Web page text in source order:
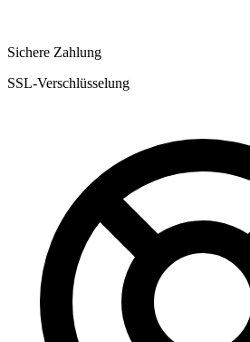
Sichere Zahlung
SSL-Verschlüsselung